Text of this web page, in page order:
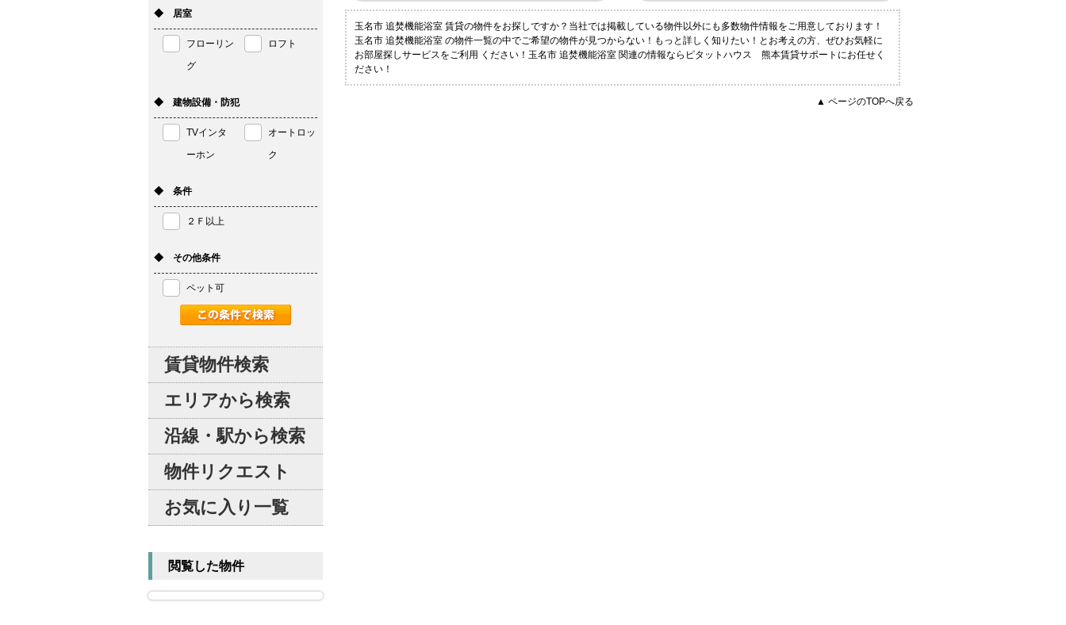
玉名市 追焚機能浴室 賃貸の物件をお探しですか？当社では掲載している物件以外にも多数物件情報をご用意しております！
玉名市 追焚機能浴室 の物件一覧の中でご希望の物件が見つからない！もっと詳しく知りたい！とお考えの方、ぜひお気軽に
お部屋探しサービスをご利用 ください！玉名市 追焚機能浴室 関連の情報ならピタットハウス 熊本賃貸サポートにお任せく
ださい！
▲ ページのTOPへ戻る
◆ 居室
フローリン
グ
ロフト
◆ 建物設備・防犯
TVインタ
ーホン
オートロッ
ク
◆ 条件
２Ｆ以上
◆ その他条件
ペット可
賃貸物件検索
エリアから検索
沿線・駅から検索
物件リクエスト
お気に入り一覧
閲覧した物件